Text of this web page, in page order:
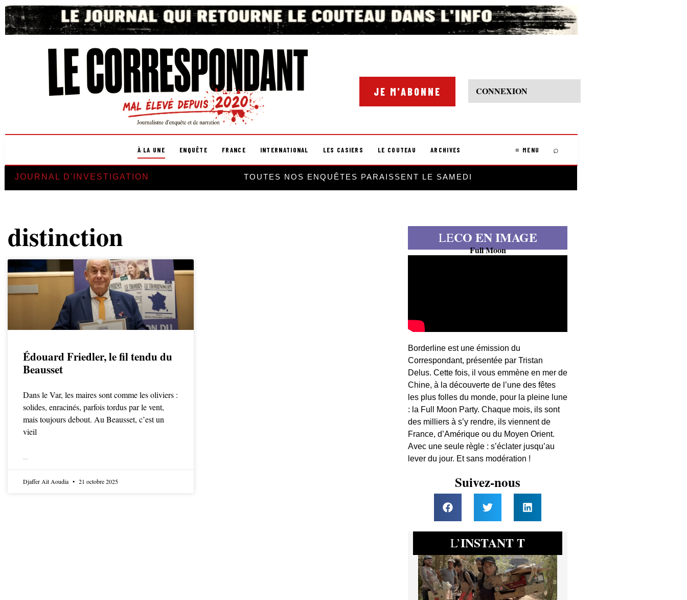
JE M'ABONNE CONNEXION
À LA UNE ENQUÊTE FRANCE INTERNATIONAL LES CASIERS LE COUTEAU ARCHIVES ≡ MENU ⌕
JOURNAL D'INVESTIGATION TOUTES NOS ENQUÊTES PARAISSENT LE SAMEDI
distinction
Édouard Friedler, le fil tendu du
Beausset
Dans le Var, les maires sont comme les oliviers :
solides, enracinés, parfois tordus par le vent,
mais toujours debout. Au Beausset, c’est un
vieil
Djaffer Ait Aoudia 21 octobre 2025
LECO EN IMAGE
Full Moon
Borderline est une émission du
Correspondant, présentée par Tristan
Delus. Cette fois, il vous emmène en mer de
Chine, à la découverte de l’une des fêtes
les plus folles du monde, pour la pleine lune
: la Full Moon Party. Chaque mois, ils sont
des milliers à s’y rendre, ils viennent de
France, d’Amérique ou du Moyen Orient.
Avec une seule règle : s’éclater jusqu’au
lever du jour. Et sans modération !
Suivez-nous
L’INSTANT T